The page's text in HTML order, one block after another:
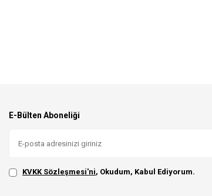
E-Bülten Aboneliği
KVKK Sözleşmesi'ni, Okudum, Kabul Ediyorum.